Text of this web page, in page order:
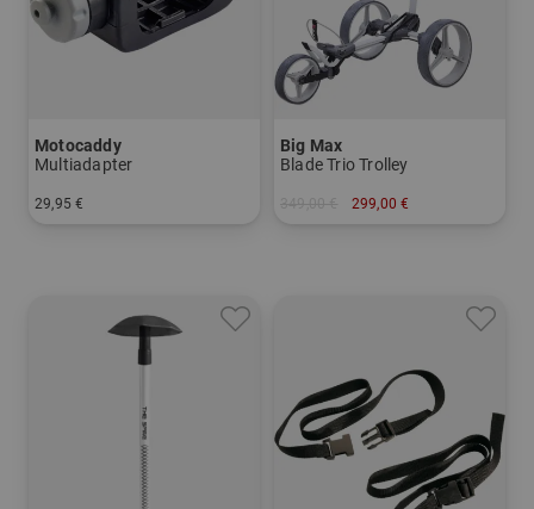
Motocaddy
Multiadapter
29,95 €
Big Max
Blade Trio Trolley
299,00 €